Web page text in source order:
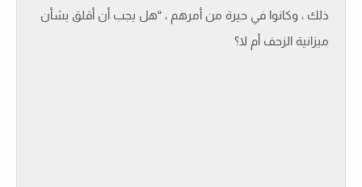
ذلك ، وكانوا في حيرة من أمرهم ، “هل يجب أن أقلق بشأن
ميزانية الزحف أم لا؟